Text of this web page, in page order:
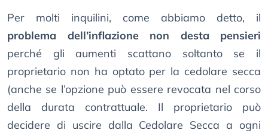
Per molti inquilini, come abbiamo detto, il
problema dell’inflazione non desta pensieri
perché gli aumenti scattano soltanto se il
proprietario non ha optato per la cedolare secca
(anche se l’opzione può essere revocata nel corso
della durata contrattuale. Il proprietario può
decidere di uscire dalla Cedolare Secca a ogni